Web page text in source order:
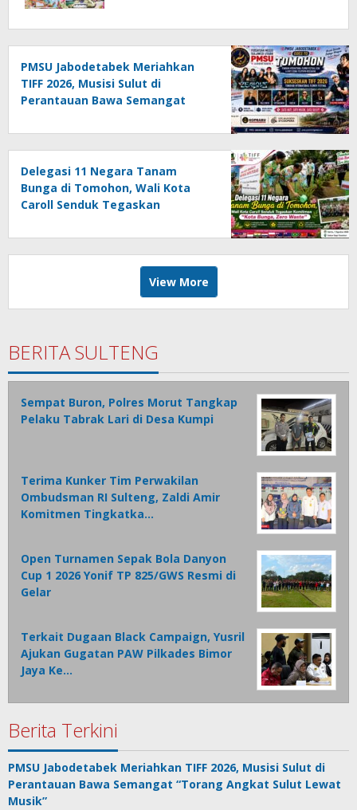
PMSU Jabodetabek Meriahkan
TIFF 2026, Musisi Sulut di
Perantauan Bawa Semangat
Musik”
Delegasi 11 Negara Tanam
Bunga di Tomohon, Wali Kota
Caroll Senduk Tegaskan
Waste”
View More
BERITA SULTENG
Sempat Buron, Polres Morut Tangkap
Pelaku Tabrak Lari di Desa Kumpi
Terima Kunker Tim Perwakilan
Ombudsman RI Sulteng, Zaldi Amir
Komitmen Tingkatka…
Open Turnamen Sepak Bola Danyon
Cup 1 2026 Yonif TP 825/GWS Resmi di
Gelar
Terkait Dugaan Black Campaign, Yusril
Ajukan Gugatan PAW Pilkades Bimor
Jaya Ke…
Berita Terkini
PMSU Jabodetabek Meriahkan TIFF 2026, Musisi Sulut di
Perantauan Bawa Semangat “Torang Angkat Sulut Lewat
Musik”